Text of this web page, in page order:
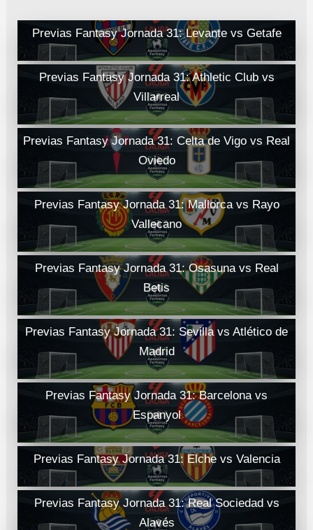
Previas Fantasy Jornada 31: Levante vs Getafe
Previas Fantasy Jornada 31: Athletic Club vs
Villarreal
Previas Fantasy Jornada 31: Celta de Vigo vs Real
Oviedo
Previas Fantasy Jornada 31: Mallorca vs Rayo
Vallecano
Previas Fantasy Jornada 31: Osasuna vs Real
Betis
Previas Fantasy Jornada 31: Sevilla vs Atlético de
Madrid
Previas Fantasy Jornada 31: Barcelona vs
Espanyol
Previas Fantasy Jornada 31: Elche vs Valencia
Previas Fantasy Jornada 31: Real Sociedad vs
Alavés